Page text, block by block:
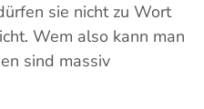
sie nicht zu Wort
Wem also kann man
sind massiv